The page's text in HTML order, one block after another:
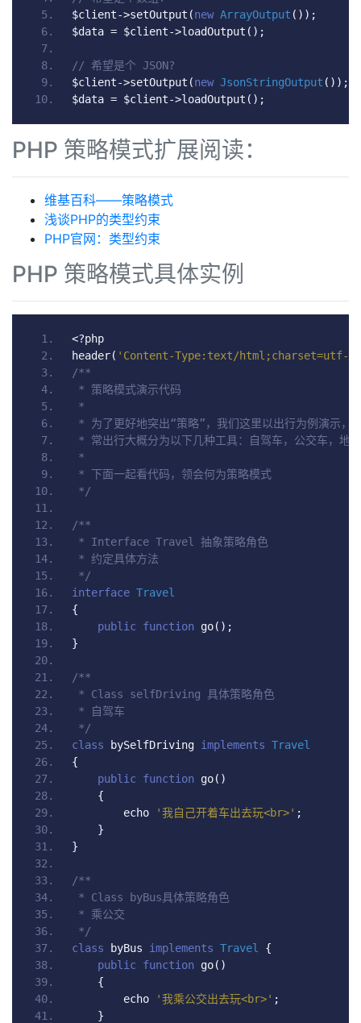
$client->setOutput (new ArrayOutput ());
$data = $client->loadOutput ();
// 希望是个 JSON?
$client->setOutput (new JsonStringOutput ());
$data = $client->loadOutput ();
PHP 策略模式扩展阅读：
维基百科——策略模式
浅谈PHP的类型约束
PHP官网：类型约束
PHP 策略模式具体实例
<?php
header( 'Content-Type:text/html;charset=utf-8'
/**
* 策略模式演示代码
*
* 为了更好地突出“策略”，我们这里以出行为例演示，
* 常出行大概分为以下几种工具：自驾车，公交车，地
*
* 下面一起看代码，领会何为策略模式
*/
/**
* Interface Travel 抽象策略角色
* 约定具体方法
*/
interface Travel
{
public function go();
}
/**
* Class selfDriving 具体策略角色
* 自驾车
*/
class bySelfDriving implements Travel
{
public function go()
{
        echo
'我自己开着车出去玩<br>' ;
}
}
/**
* Class byBus具体策略角色
* 乘公交
*/
class byBus implements Travel
{
public function go()
{
        echo
'我乘公交出去玩<br>' ;
}